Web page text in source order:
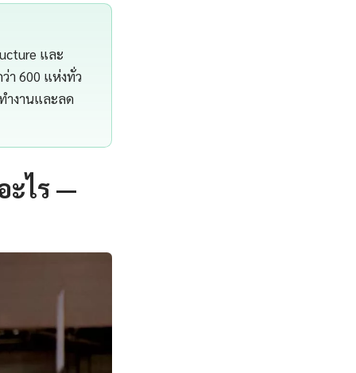
และ
า 600 แห่งทั่ว
ำงานและลด
ะไร —